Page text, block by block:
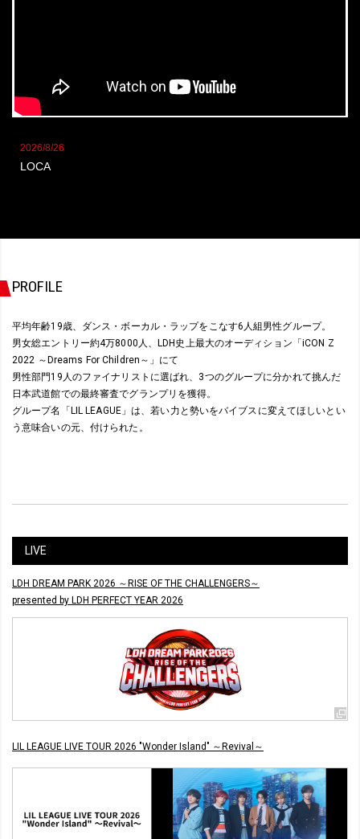
2026/8/26
LOCA
PROFILE
平均年齢19歳、ダンス・ボーカル・ラップをこなす6人組男性グループ。
男女総エントリー約4万8000人、LDH史上最大のオーディション「iCON Z
2022 ～Dreams For Children～」にて
男性部門19人のファイナリストに選ばれ、3つのグループに分かれて挑んだ
日本武道館での最終審査でグランプリを獲得。
グループ名「LIL LEAGUE」は、若い力と勢いをバイブスに変えてほしいとい
う意味合いの元、付けられた。
LIVE
LDH DREAM PARK 2026 ～RISE OF THE CHALLENGERS～
presented by LDH PERFECT YEAR 2026
LIL LEAGUE LIVE TOUR 2026 "Wonder Island" ～Revival～